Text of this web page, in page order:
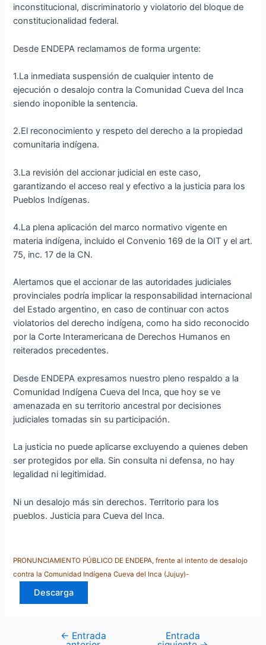
inconstitucional, discriminatorio y violatorio del bloque de
constitucionalidad federal.
Desde ENDEPA reclamamos de forma urgente:
1.La inmediata suspensión de cualquier intento de
ejecución o desalojo contra la Comunidad Cueva del Inca
siendo inoponible la sentencia.
2.El reconocimiento y respeto del derecho a la propiedad
comunitaria indígena.
3.La revisión del accionar judicial en este caso,
garantizando el acceso real y efectivo a la justicia para los
Pueblos Indígenas.
4.La plena aplicación del marco normativo vigente en
materia indígena, incluido el Convenio 169 de la OIT y el art.
75, inc. 17 de la CN.
Alertamos que el accionar de las autoridades judiciales
provinciales podría implicar la responsabilidad internacional
del Estado argentino, en caso de continuar con actos
violatorios del derecho indígena, como ha sido reconocido
por la Corte Interamericana de Derechos Humanos en
reiterados precedentes.
Desde ENDEPA expresamos nuestro pleno respaldo a la
Comunidad Indígena Cueva del Inca, que hoy se ve
amenazada en su territorio ancestral por decisiones
judiciales tomadas sin su participación.
La justicia no puede aplicarse excluyendo a quienes deben
ser protegidos por ella. Sin consulta ni defensa, no hay
legalidad ni legitimidad.
Ni un desalojo más sin derechos. Territorio para los
pueblos. Justicia para Cueva del Inca.
PRONUNCIAMIENTO PÚBLICO DE ENDEPA, frente al intento de desalojo
contra la Comunidad Indígena Cueva del Inca (Jujuy)-
Descarga
← Entrada Entrada